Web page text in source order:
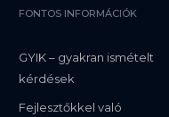
FONTOS INFORMÁCIÓK
GYIK – gyakran ismételt
kérdések
Fejlesztőkkel való